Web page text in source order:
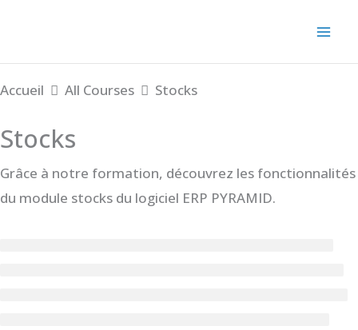
contenu
Accueil
All Courses Stocks
Stocks
Grâce à notre formation, découvrez les fonctionnalités
du module stocks du logiciel ERP PYRAMID.